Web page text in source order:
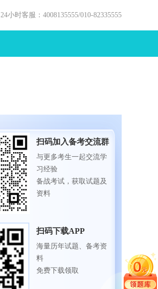
24小时客服：4008135555/010-82335555
扫码加入备考交流群
与更多考生一起交流学
习经验
备战考试，获取试题及
资料
扫码下载APP
海量历年试题、备考资
料
免费下载领取